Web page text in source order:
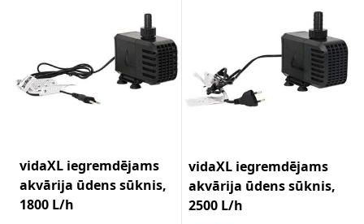
vidaXL iegremdējams
akvārija ūdens sūknis,
1800 L/h
vidaXL iegremdējams
akvārija ūdens sūknis,
2500 L/h